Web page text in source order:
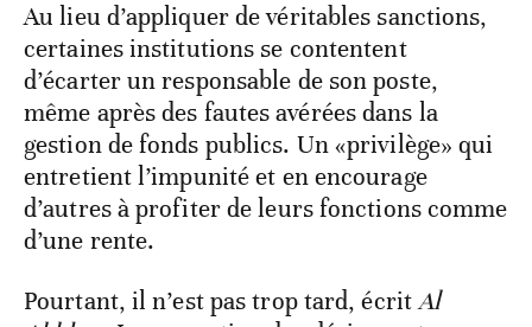
Au lieu d’appliquer de véritables sanctions,
certaines institutions se contentent
d’écarter un responsable de son poste,
même après des fautes avérées dans la
gestion de fonds publics. Un «privilège» qui
entretient l’impunité et en encourage
d’autres à profiter de leurs fonctions comme
d’une rente.
Pourtant, il n’est pas trop tard, écritAl